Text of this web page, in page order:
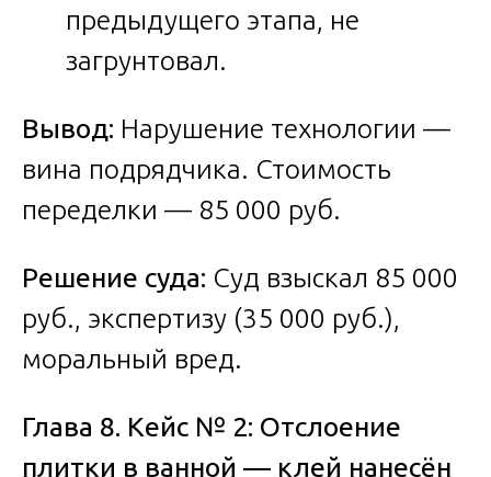
предыдущего этапа, не
загрунтовал.
Вывод: Нарушение технологии —
вина подрядчика. Стоимость
переделки — 85 000 руб.
Решение суда: Суд взыскал 85 000
руб., экспертизу (35 000 руб.),
моральный вред.
Глава 8. Кейс № 2: Отслоение
плитки в ванной — клей нанесён